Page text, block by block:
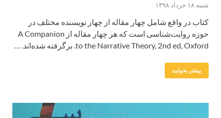
شنبه ۱۸ خرداد ۱۳۹۸
کتاب در واقع شامل چهار مقاله از چهار نویسنده مختلف در
حوزه روایت‌شناسی است که هر چهار مقاله از A Companion
to the Narrative Theory, 2nd ed, Oxford. برگرفته شده‌اند. …
بیشتر بخوانید